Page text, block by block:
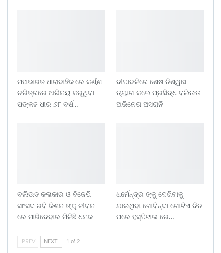
ମହାଭାରତ ଧାରାବାହିକ ରେ କର୍ଣ୍ଣ
ଚରିତ୍ରରେ ଅଭିନୟ କରୁଥିବା
ପଙ୍କଜ ଧୀର ୬୮ ବର୍ଷ…
ଦୀପାବଳିରେ ଶେଷ ନିଶ୍ୱାସ
ତ୍ୟାଗ କଲେ ପ୍ରସିଦ୍ଧ ବଲିଉଡ
ଅଭିନେତା ଅସରାନି
ବଲିଉଡ କଳାକାର ଓ ବିଜେପି
ସାଂସଦ ରବି କିଶନ ଙ୍କୁ ଜୀବନ
ରେ ମାରିଦେବାର ମିଳିଛି ଧମକ
ଧର୍ମେନ୍ଦ୍ର ଙ୍କୁ ଦେଖିବାକୁ
ଯାଇଥିବା ଗୋବିନ୍ଦା ଗୋଟିଏ ଦିନ
ପରେ ହସ୍ପିଟାଲ ରେ…
PREV NEXT 1 of 2